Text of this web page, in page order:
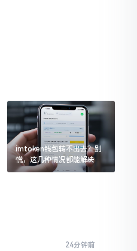
imtoken钱包转不出去？别
慌，这几种情况都能解决
24分钟前